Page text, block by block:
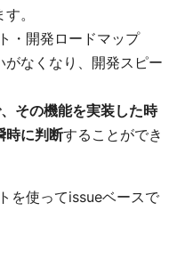
。
・開発ロードマップ
なくなり、開発スピー
その機能を実装した時
時に判断することができ
を使ってissueベースで